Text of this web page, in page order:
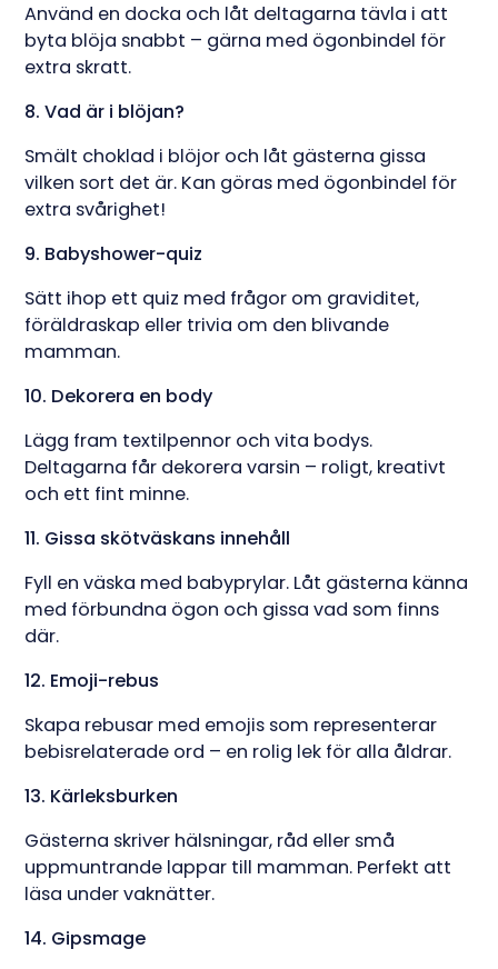
Använd en docka och låt deltagarna tävla i att
byta blöja snabbt – gärna med ögonbindel för
extra skratt.
8. Vad är i blöjan?
Smält choklad i blöjor och låt gästerna gissa
vilken sort det är. Kan göras med ögonbindel för
extra svårighet!
9. Babyshower-quiz
Sätt ihop ett quiz med frågor om graviditet,
föräldraskap eller trivia om den blivande
mamman.
10. Dekorera en body
Lägg fram textilpennor och vita bodys.
Deltagarna får dekorera varsin – roligt, kreativt
och ett fint minne.
11. Gissa skötväskans innehåll
Fyll en väska med babyprylar. Låt gästerna känna
med förbundna ögon och gissa vad som finns
där.
12. Emoji-rebus
Skapa rebusar med emojis som representerar
bebisrelaterade ord – en rolig lek för alla åldrar.
13. Kärleksburken
Gästerna skriver hälsningar, råd eller små
uppmuntrande lappar till mamman. Perfekt att
läsa under vaknätter.
14. Gipsmage